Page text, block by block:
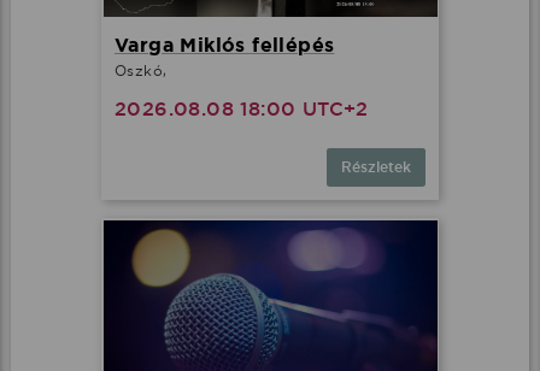
Varga Miklós fellépés
Oszkó,
2026.08.08 18:00 UTC+2
Részletek